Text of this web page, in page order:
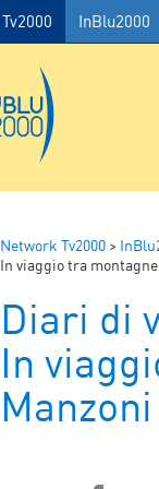
Tv2000 InBlu2000
Network Tv2000 >
In viaggio tra
Diari di
In
Manzoni